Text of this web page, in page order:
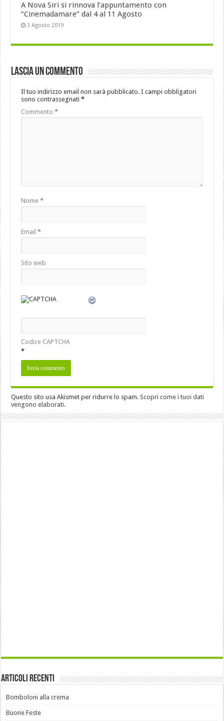
A Nova Siri si rinnova l’appuntamento con
“Cinemadamare” dal 4 al 11 Agosto
3 Agosto 2019
Lascia un commento
Il tuo indirizzo email non sarà pubblicato. I campi obbligatori
sono contrassegnati*
Commento*
Nome*
Email*
Sito web
Codice CAPTCHA
*
Questo sito usa Akismet per ridurre lo spam.Scopri come i tuoi dati
vengono elaborati.
Articoli recenti
Bomboloni alla crema
Buone Feste